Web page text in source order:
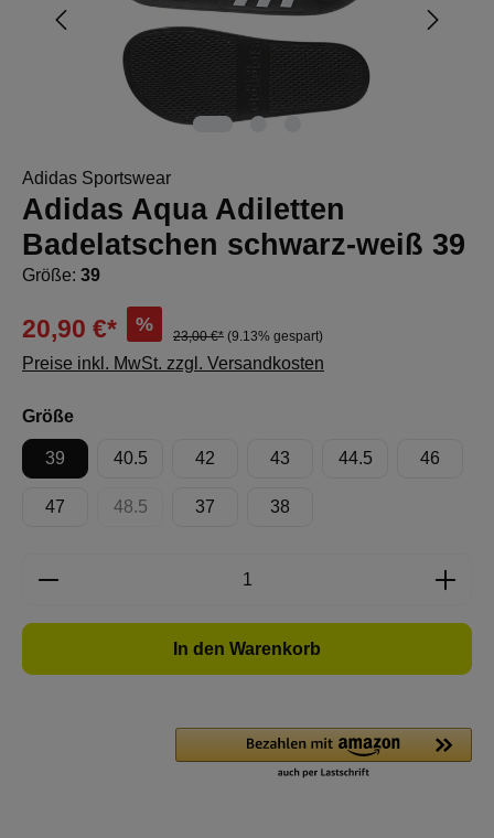
Adidas Sportswear
Adidas Aqua Adiletten
Badelatschen schwarz-weiß 39
Größe: 39
20,90 €* %
23,00 €* (9.13% gespart)
Preise inkl. MwSt. zzgl. Versandkosten
Größeauswählen
39 40.5 42 43 44.5 46
47 48.5
(Diese Option ist zurzeit nicht verfügbar.)
37 38
Produkt Anzahl: Gib den gewünschten
In den Warenkorb